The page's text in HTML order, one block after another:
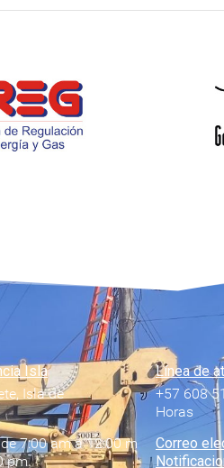
Isla
Isla de
7:00 am a 12:00 m
pm
Línea de
+57 608
Horas
Correo